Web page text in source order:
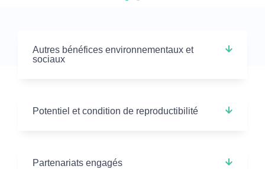
Autres bénéfices environnementaux et
sociaux
Potentiel et condition de reproductibilité
Partenariats engagés